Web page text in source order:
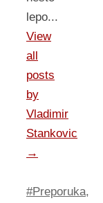
lepo...
View
all
posts
by
Vladimir
Stankovic
→
#Preporuka,